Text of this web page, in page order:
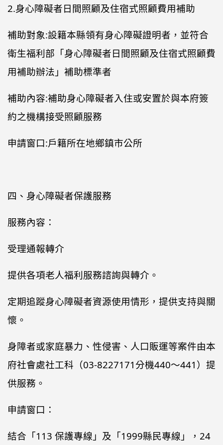
2.身心障礙者日間照顧及住宿式照顧費用補助
補助對象:設籍本縣領有身心障礙證明者，並符合
衛生福利部「身心障礙者日間照顧及住宿式照顧費
用補助辦法」補助標準者
補助內容:補助身心障礙者入住或安置於與本府簽
約之機構接受照顧服務
申請窗口:戶籍所在地鄉鎮市公所
四、身心障礙者保護服務
服務內容：
受理通報轉介
提供各項老人福利服務諮詢與轉介。
定期追蹤身心障礙者資源使用情形，提供支持與關
懷。
身障者或家庭暴力、性侵害、人口販運等案件由本
府社會處社工科（03-8227171分機440～441）提
供服務。
申請窗口：
結合「113 保護專線」及「1999縣民專線」，24